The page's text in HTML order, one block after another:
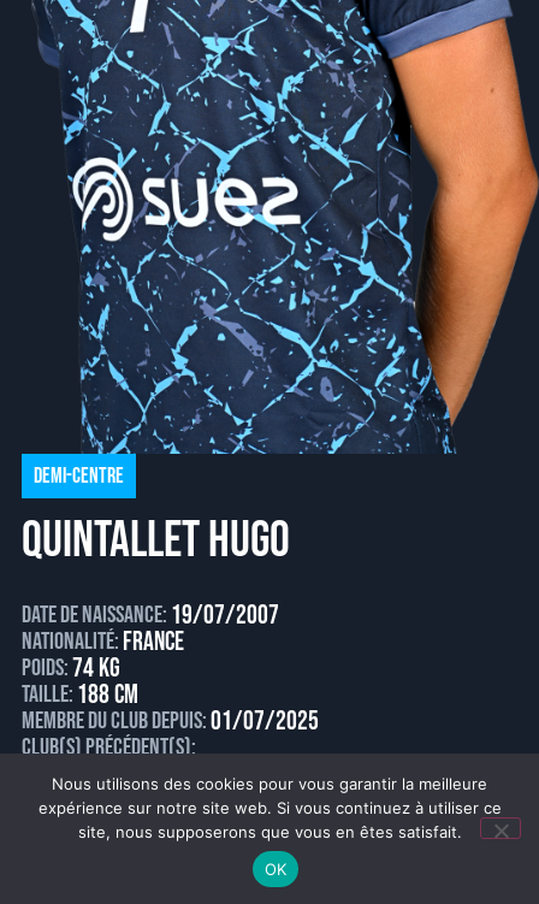
Demi-centre
QUINTALLET Hugo
Date de naissance: 19/07/2007
Nationalité: France
Poids:74 kg
Taille: 188 cm
Membre du club depuis:01/07/2025
Club(s) Précédent(s):
Nous utilisons des cookies pour vous garantir la meilleure
expérience sur notre site web. Si vous continuez à utiliser ce
site, nous supposerons que vous en êtes satisfait.
OK